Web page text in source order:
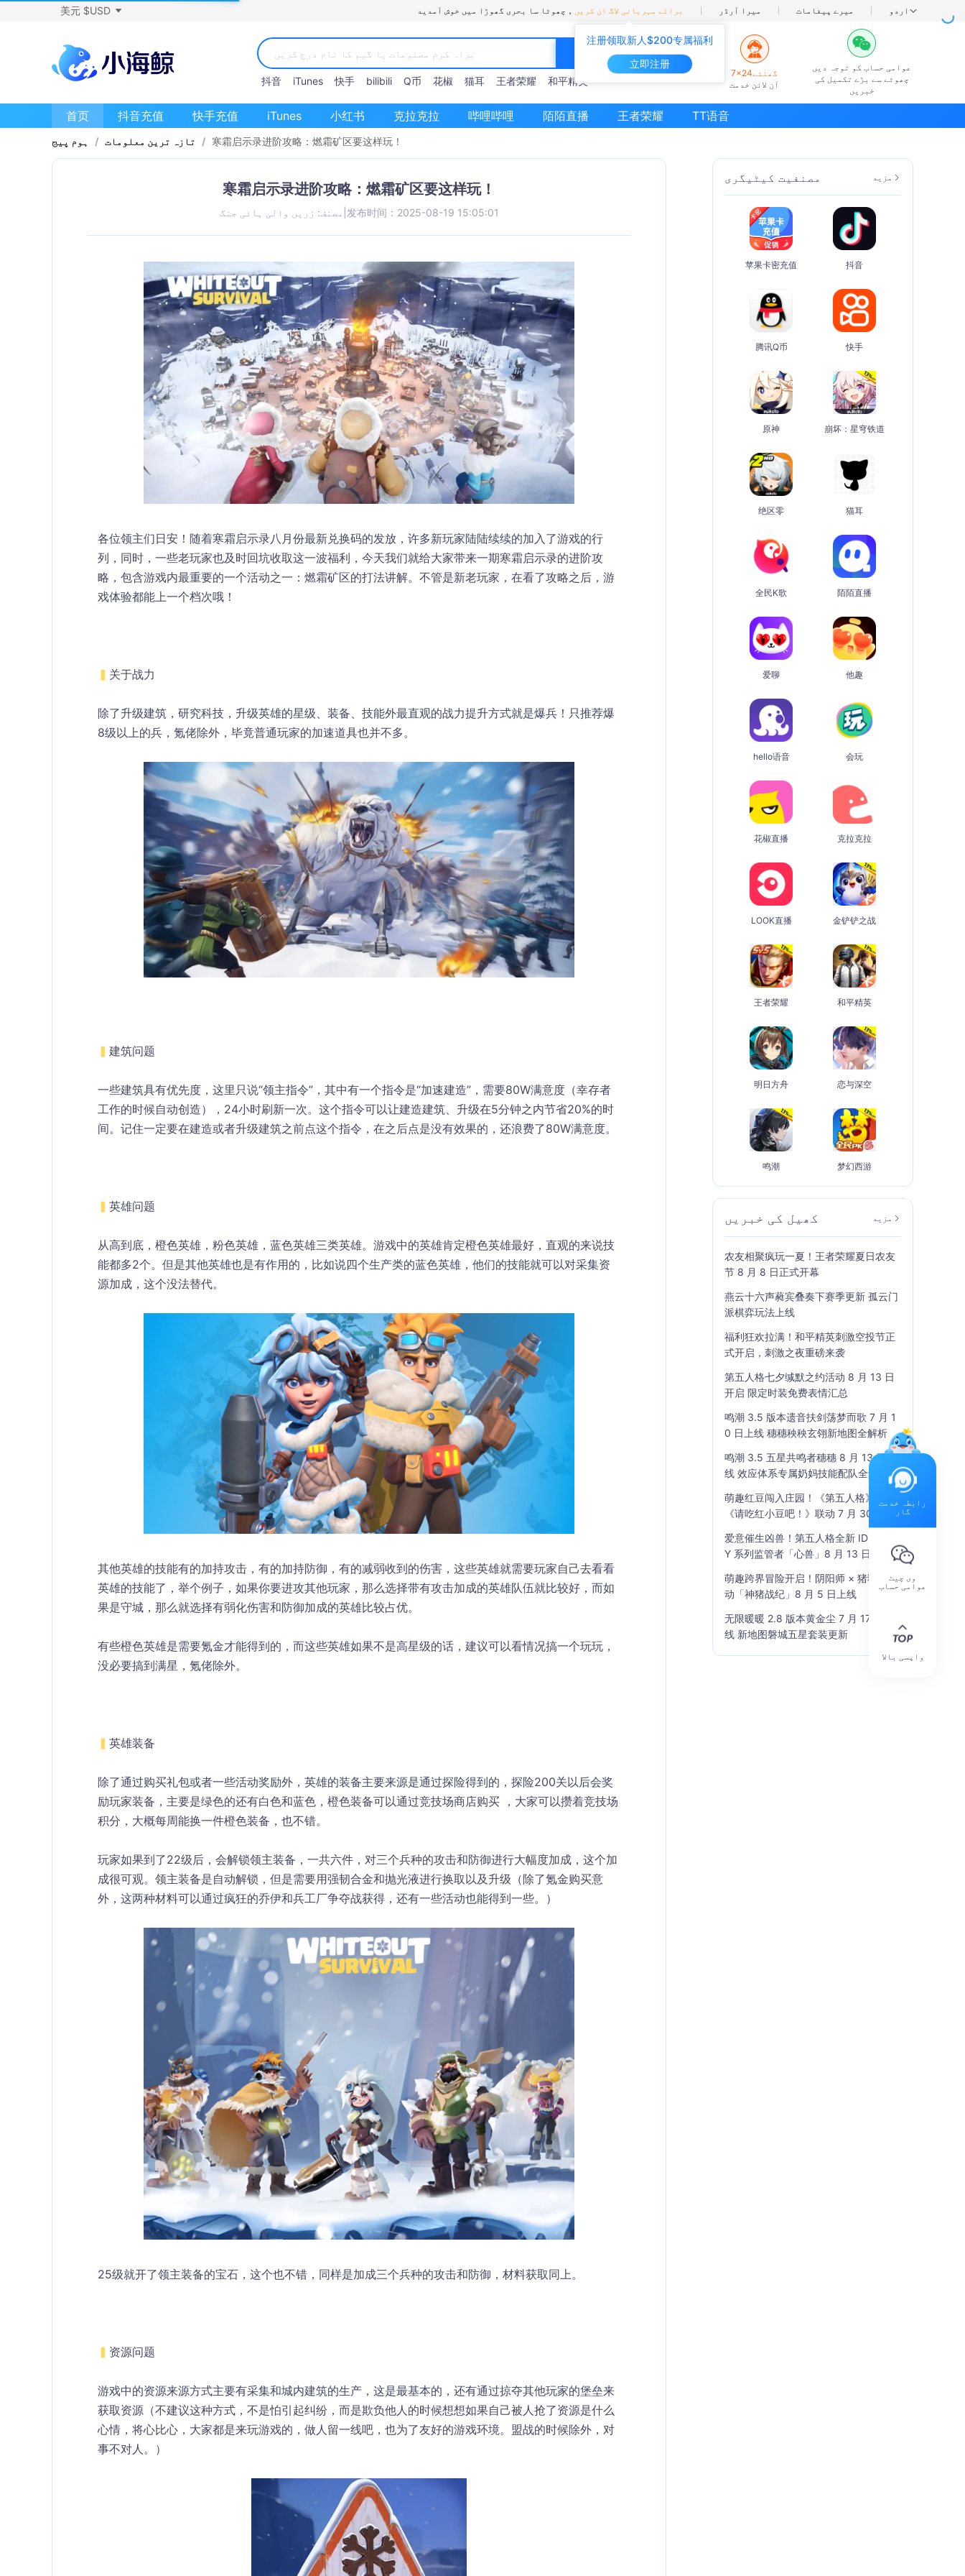
注册领取新人$200专属福利
立即注册
美元 $USD چھوٹا سا بحری گھوڑا میں خوش آمدید， برائے مہربانی لاگ ان کریں میرا آرڈر میرے پیغامات اردو
抖音 iTunes 快手 bilibili Q币 花椒 猫耳 王者荣耀 和平精英
7×24گھنٹے
آن لائن خدمت
عوامی حساب کو توجہ دیں
چھوٹے سے بڑے تکمیل کی
خبریں
首页 抖音充值 快手充值 iTunes 小红书 克拉克拉 哔哩哔哩 陌陌直播 王者荣耀 TT语音
ہوم پیج / تازہ ترین معلومات / 寒霜启示录进阶攻略：燃霜矿区要这样玩！
寒霜启示录进阶攻略：燃霜矿区要这样玩！
مصنف: زریں والی ہائی جنگ 发布时间：2025-08-19 15:05:01
各位领主们日安！随着寒霜启示录八月份最新兑换码的发放，许多新玩家陆陆续续的加入了游戏的行
列，同时，一些老玩家也及时回坑收取这一波福利，今天我们就给大家带来一期寒霜启示录的进阶攻
略，包含游戏内最重要的一个活动之一：燃霜矿区的打法讲解。不管是新老玩家，在看了攻略之后，游
戏体验都能上一个档次哦！
▍ 关于战力
除了升级建筑，研究科技，升级英雄的星级、装备、技能外最直观的战力提升方式就是爆兵！只推荐爆
8级以上的兵，氪佬除外，毕竟普通玩家的加速道具也并不多。
▍ 建筑问题
一些建筑具有优先度，这里只说“领主指令”，其中有一个指令是“加速建造”，需要80W满意度（幸存者
工作的时候自动创造），24小时刷新一次。这个指令可以让建造建筑、升级在5分钟之内节省20%的时
间。记住一定要在建造或者升级建筑之前点这个指令，在之后点是没有效果的，还浪费了80W满意度。
▍ 英雄问题
从高到底，橙色英雄，粉色英雄，蓝色英雄三类英雄。游戏中的英雄肯定橙色英雄最好，直观的来说技
能都多2个。但是其他英雄也是有作用的，比如说四个生产类的蓝色英雄，他们的技能就可以对采集资
源加成，这个没法替代。
其他英雄的技能有的加持攻击，有的加持防御，有的减弱收到的伤害，这些英雄就需要玩家自己去看看
英雄的技能了，举个例子，如果你要进攻其他玩家，那么选择带有攻击加成的英雄队伍就比较好，而如
果是守城，那么就选择有弱化伤害和防御加成的英雄比较占优。
有些橙色英雄是需要氪金才能得到的，而这些英雄如果不是高星级的话，建议可以看情况搞一个玩玩，
没必要搞到满星，氪佬除外。
▍ 英雄装备
除了通过购买礼包或者一些活动奖励外，英雄的装备主要来源是通过探险得到的，探险200关以后会奖
励玩家装备，主要是绿色的还有白色和蓝色，橙色装备可以通过竞技场商店购买 ，大家可以攒着竞技场
积分，大概每周能换一件橙色装备，也不错。
玩家如果到了22级后，会解锁领主装备，一共六件，对三个兵种的攻击和防御进行大幅度加成，这个加
成很可观。领主装备是自动解锁，但是需要用强韧合金和抛光液进行换取以及升级（除了氪金购买意
外，这两种材料可以通过疯狂的乔伊和兵工厂争夺战获得，还有一些活动也能得到一些。）
25级就开了领主装备的宝石，这个也不错，同样是加成三个兵种的攻击和防御，材料获取同上。
▍ 资源问题
游戏中的资源来源方式主要有采集和城内建筑的生产，这是最基本的，还有通过掠夺其他玩家的堡垒来
获取资源（不建议这种方式，不是怕引起纠纷，而是欺负他人的时候想想如果自己被人抢了资源是什么
心情，将心比心，大家都是来玩游戏的，做人留一线吧，也为了友好的游戏环境。盟战的时候除外，对
事不对人。）
مصنفیت کیٹیگری مزید
苹果卡密充值 抖音
腾讯Q币 快手
原神 崩坏：星穹铁道
绝区零 猫耳
全民K歌 陌陌直播
爱聊 他趣
hello语音 会玩
花椒直播 克拉克拉
LOOK直播 金铲铲之战
王者荣耀 和平精英
明日方舟 恋与深空
鸣潮 梦幻西游
کھیل کی خبریں مزید
农友相聚疯玩一夏！王者荣耀夏日农友
节 8 月 8 日正式开幕
燕云十六声蕤宾叠奏下赛季更新 孤云门
派棋弈玩法上线
福利狂欢拉满！和平精英刺激空投节正
式开启，刺激之夜重磅来袭
第五人格七夕缄默之约活动 8 月 13 日
开启 限定时装免费表情汇总
鸣潮 3.5 版本遗音扶剑荡梦而歌 7 月 1
0 日上线 穗穗秧秧玄翎新地图全解析
鸣潮 3.5 五星共鸣者穗穗 8 月 13 日上
线 效应体系专属奶妈技能配队全解析
萌趣红豆闯入庄园！《第五人格》×
《请吃红小豆吧！》联动 7 月 30 日开
爱意催生凶兽！第五人格全新 IDENTIT
Y 系列监管者「心兽」8 月 13 日登场
萌趣跨界冒险开启！阴阳师 × 猪猪侠联
动「神猪战纪」8 月 5 日上线
无限暖暖 2.8 版本黄金尘 7 月 17 日上
线 新地图磐城五星套装更新
رابطہ خدمت
گار
وی چیٹ
عوامی حساب
واپسی بالا